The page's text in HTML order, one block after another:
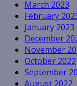
March 2023
February
January 2023
December
November
October 2022
September
August 2022